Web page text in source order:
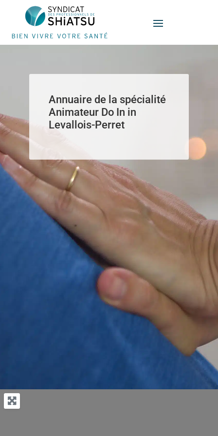
Annuaire de la spécialité
Animateur Do In in
Levallois-Perret
Panneau de gestion des cookies